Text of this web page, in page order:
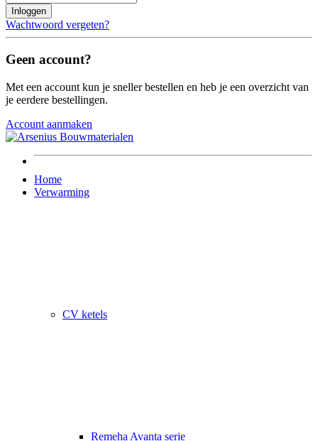
Inloggen
Wachtwoord vergeten?
Geen account?
Met een account kun je sneller bestellen en heb je een overzicht van
je eerdere bestellingen.
Account aanmaken
Home
Verwarming
CV ketels
Remeha Avanta serie